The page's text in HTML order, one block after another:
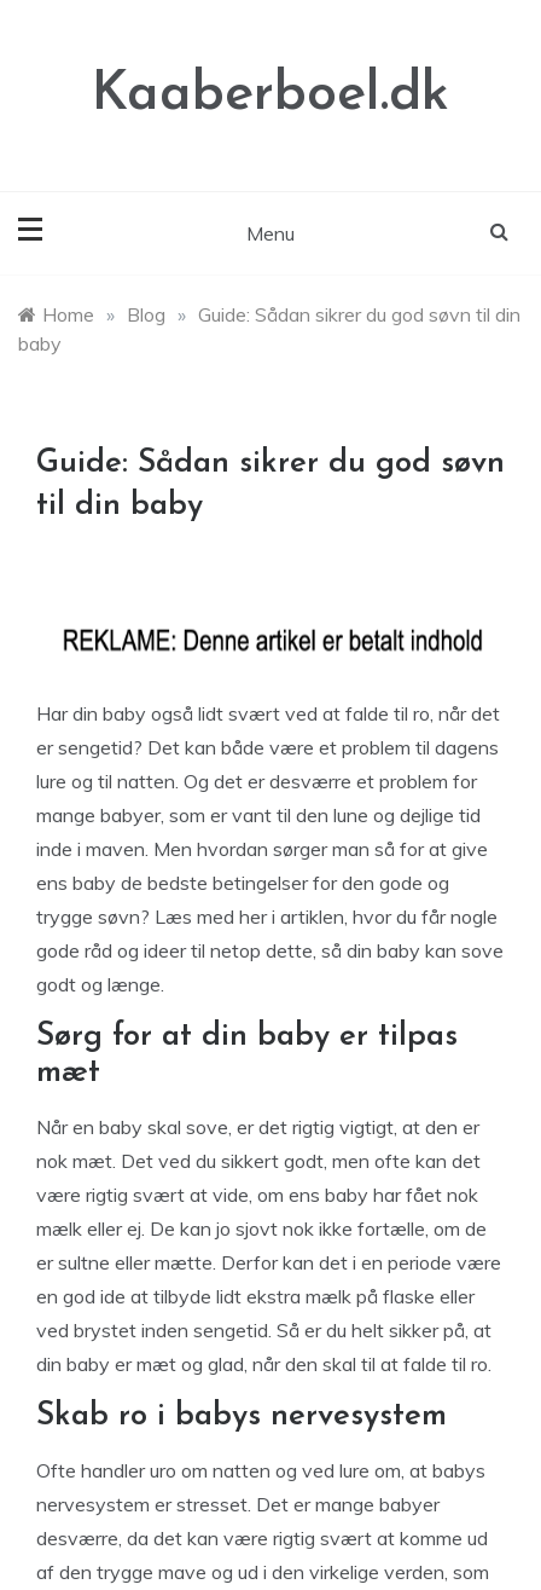
Kaaberboel.dk
Menu
Home » Blog » Guide: Sådan sikrer du god søvn til din
baby
Guide: Sådan sikrer du god søvn
til din baby
Har din baby også lidt svært ved at falde til ro, når det
er sengetid? Det kan både være et problem til dagens
lure og til natten. Og det er desværre et problem for
mange babyer, som er vant til den lune og dejlige tid
inde i maven. Men hvordan sørger man så for at give
ens baby de bedste betingelser for den gode og
trygge søvn? Læs med her i artiklen, hvor du får nogle
gode råd og ideer til netop dette, så din baby kan sove
godt og længe.
Sørg for at din baby er tilpas
mæt
Når en baby skal sove, er det rigtig vigtigt, at den er
nok mæt. Det ved du sikkert godt, men ofte kan det
være rigtig svært at vide, om ens baby har fået nok
mælk eller ej. De kan jo sjovt nok ikke fortælle, om de
er sultne eller mætte. Derfor kan det i en periode være
en god ide at tilbyde lidt ekstra mælk på flaske eller
ved brystet inden sengetid. Så er du helt sikker på, at
din baby er mæt og glad, når den skal til at falde til ro.
Skab ro i babys nervesystem
Ofte handler uro om natten og ved lure om, at babys
nervesystem er stresset. Det er mange babyer
desværre, da det kan være rigtig svært at komme ud
af den trygge mave og ud i den virkelige verden, som